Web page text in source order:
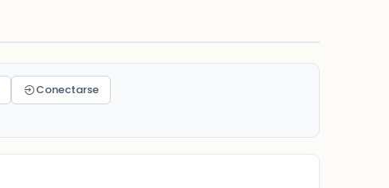
Conectarse